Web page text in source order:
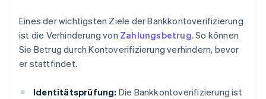
Eines der wichtigsten Ziele der Bankkontoverifizierung
ist die Verhinderung von Zahlungsbetrug. So können
Sie Betrug durch Kontoverifizierung verhindern, bevor
er stattfindet.
Identitätsprüfung: Die Bankkontoverifizierung ist